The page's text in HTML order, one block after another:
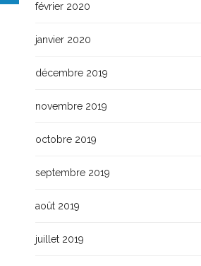
février 2020
janvier 2020
décembre 2019
novembre 2019
octobre 2019
septembre 2019
août 2019
juillet 2019